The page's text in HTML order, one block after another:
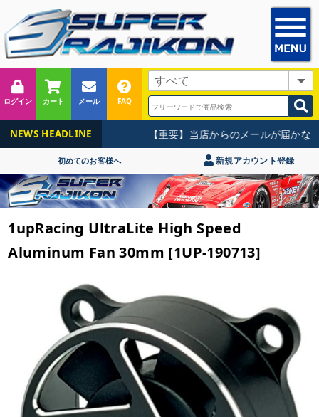
ログイン カート メール FAQ
NEWS HEADLINE 【重要】当店からのメールが届かない
初めてのお客様へ 新規アカウント登録
1upRacing UltraLite High Speed
Aluminum Fan 30mm [1UP-190713]